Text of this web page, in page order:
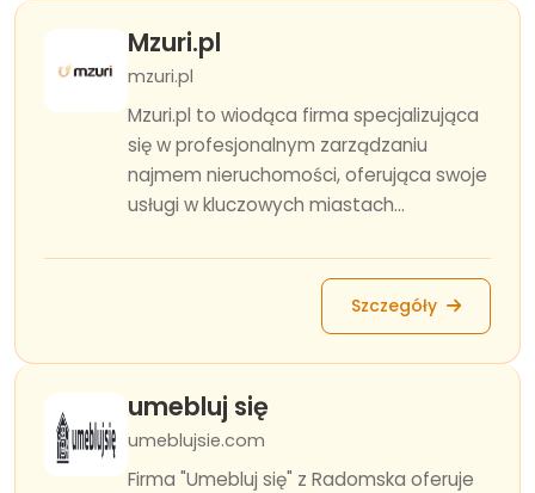
Mzuri.pl
mzuri.pl
Mzuri.pl to wiodąca firma specjalizująca
się w profesjonalnym zarządzaniu
najmem nieruchomości, oferująca swoje
usługi w kluczowych miastach...
Szczegóły
umebluj się
umeblujsie.com
Firma "Umebluj się" z Radomska oferuje